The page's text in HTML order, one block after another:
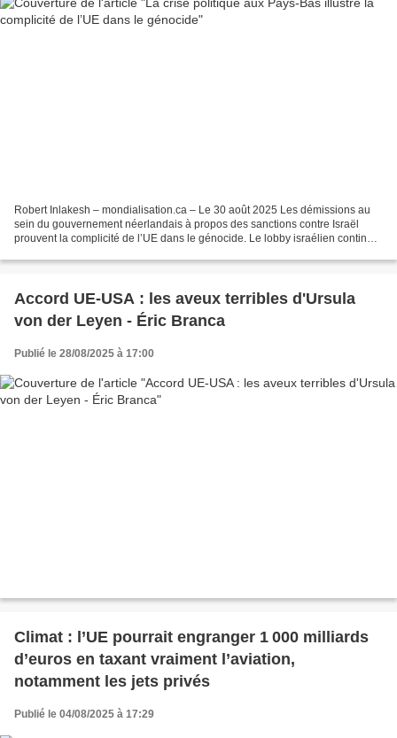
Robert Inlakesh – mondialisation.ca – Le 30 août 2025 Les démissions au
sein du gouvernement néerlandais à propos des sanctions contre Israël
prouvent la complicité de l’UE dans le génocide. Le lobby israélien continue
Accord UE-USA : les aveux terribles d'Ursula
von der Leyen - Éric Branca
Publié le 28/08/2025 à 17:00
Climat : l’UE pourrait engranger 1 000 milliards
d’euros en taxant vraiment l’aviation,
notamment les jets privés
Publié le 04/08/2025 à 17:29